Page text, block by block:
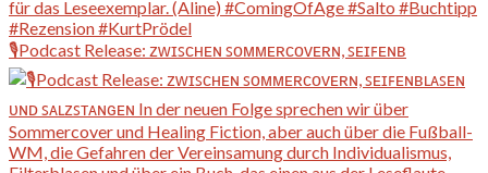
🎙️Podcast Release: ᴢᴡɪꜱᴄʜᴇɴ ꜱᴏᴍᴍᴇʀᴄᴏᴠᴇʀɴ, ꜱᴇɪꜰᴇɴʙ